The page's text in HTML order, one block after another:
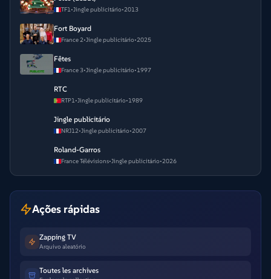
TF1•Jingle publicitário•2013
Fort Boyard
France 2•Jingle publicitário•2025
Fêtes
France 3•Jingle publicitário•1997
RTC
RTP1•Jingle publicitário•1989
Jingle publicitário
NRJ12•Jingle publicitário•2007
Roland-Garros
France Télévisions•Jingle publicitário•2026
Ações rápidas
Zapping TV
Arquivo aleatório
Toutes les archives